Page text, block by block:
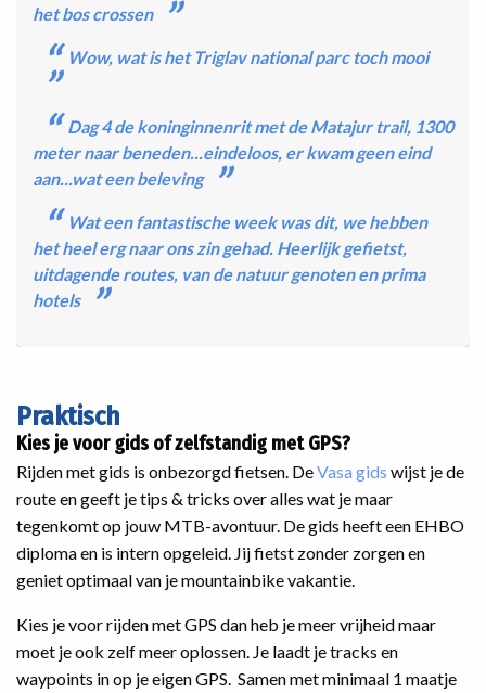
het bos crossen
Wow, wat is het Triglav national parc toch mooi
Dag 4 de koninginnenrit met de Matajur trail, 1300
meter naar beneden...eindeloos, er kwam geen eind
aan...wat een beleving
Wat een fantastische week was dit, we hebben
het heel erg naar ons zin gehad. Heerlijk gefietst,
uitdagende routes, van de natuur genoten en prima
hotels
Praktisch
Kies je voor gids of zelfstandig met GPS?
Rijden met gids is onbezorgd fietsen. DeVasa gids wijst je de
route en geeft je tips & tricks over alles wat je maar
tegenkomt op jouw MTB-avontuur. De gids heeft een EHBO
diploma en is intern opgeleid. Jij fietst zonder zorgen en
geniet optimaal van je mountainbike vakantie.
Kies je voor rijden met GPS dan heb je meer vrijheid maar
moet je ook zelf meer oplossen. Je laadt je tracks en
waypoints in op je eigen GPS. Samen met minimaal 1 maatje